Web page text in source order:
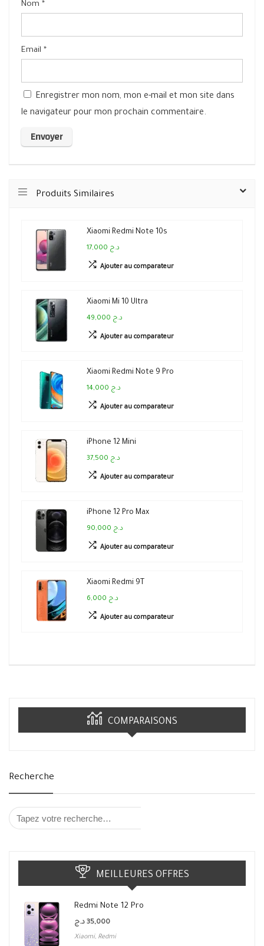
Nom *
Email *
Enregistrer mon nom, mon e-mail et mon site dans
le navigateur pour mon prochain commentaire.
Produits Similaires
Xiaomi Redmi Note 10s
17,000 د.ج
Ajouter au comparateur
Xiaomi Mi 10 Ultra
49,000 د.ج
Ajouter au comparateur
Xiaomi Redmi Note 9 Pro
14,000 د.ج
Ajouter au comparateur
iPhone 12 Mini
37,500 د.ج
Ajouter au comparateur
iPhone 12 Pro Max
90,000 د.ج
Ajouter au comparateur
Xiaomi Redmi 9T
6,000 د.ج
Ajouter au comparateur
COMPARAISONS
Recherche
MEILLEURES OFFRES
Redmi Note 12 Pro
35,000 د.ج
Xiaomi, Redmi